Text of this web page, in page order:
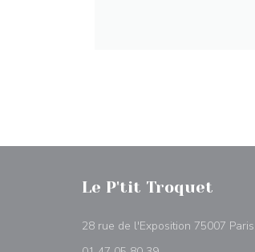
Le P'tit Troquet
28 rue de l'Exposition 75007 Paris